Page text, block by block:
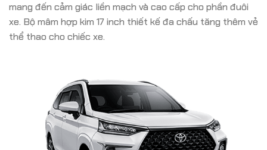
mang đến cảm giác liền mạch và cao cấp cho phần đuôi
xe. Bộ mâm hợp kim 17 inch thiết kế đa chấu tăng thêm vẻ
thể thao cho chiếc xe.